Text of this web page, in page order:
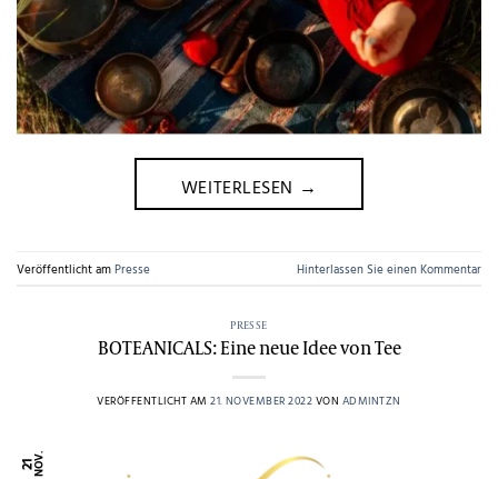
WEITERLESEN →
Veröffentlicht amPresse Hinterlassen Sie einen Kommentar
PRESSE
BOTEANICALS: Eine neue Idee von Tee
VERÖFFENTLICHT AM21. NOVEMBER 2022 VON ADMINTZN
21NOV.